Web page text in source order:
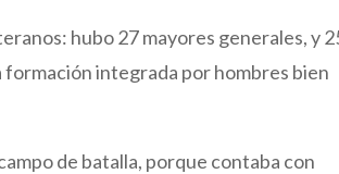
hubo 27 mayores generales, y
formación integrada por hombres bien
de batalla, porque contaba con